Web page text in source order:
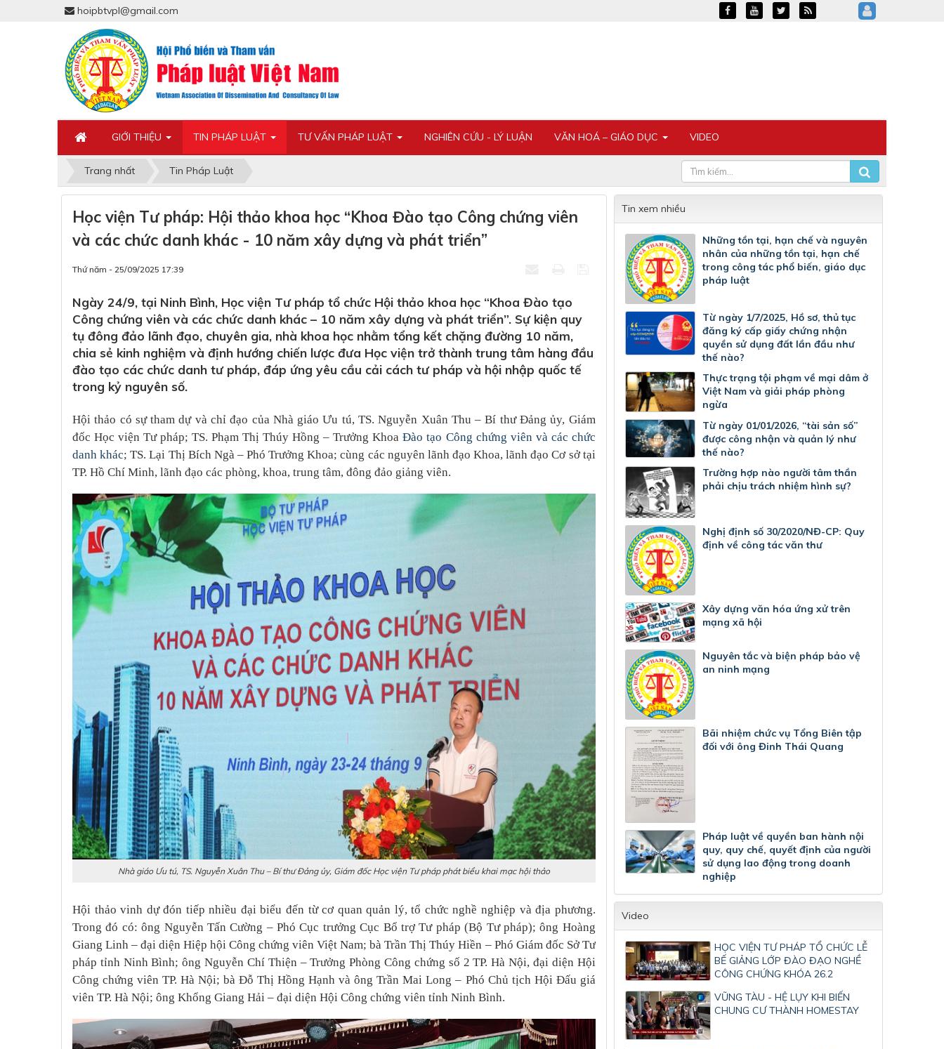
GIỚI THIỆU TIN PHÁP LUẬT TƯ VẤN PHÁP LUẬT NGHIÊN CỨU - LÝ LUẬN VĂN HOÁ – GIÁO DỤC VIDEO
hoipbtvpl@gmail.com
Trang nhất Tin Pháp Luật
Học viện Tư pháp: Hội thảo khoa học “Khoa Đào tạo Công chứng viên
và các chức danh khác - 10 năm xây dựng và phát triển”
Thứ năm - 25/09/2025 17:39
Ngày 24/9, tại Ninh Bình, Học viện Tư pháp tổ chức Hội thảo khoa học “Khoa Đào tạo
Công chứng viên và các chức danh khác – 10 năm xây dựng và phát triển”. Sự kiện quy
tụ đông đảo lãnh đạo, chuyên gia, nhà khoa học nhằm tổng kết chặng đường 10 năm,
chia sẻ kinh nghiệm và định hướng chiến lược đưa Học viện trở thành trung tâm hàng đầu
đào tạo các chức danh tư pháp, đáp ứng yêu cầu cải cách tư pháp và hội nhập quốc tế
trong kỷ nguyên số.
Hội thảo có sự tham dự và chỉ đạo của Nhà giáo Ưu tú, TS. Nguyễn Xuân Thu – Bí thư Đảng ủy, Giám
đốc Học viện Tư pháp; TS. Phạm Thị Thúy Hồng – Trưởng KhoaĐào tạo Công chứng viên và các chức
danh khác; TS. Lại Thị Bích Ngà – Phó Trưởng Khoa; cùng các nguyên lãnh đạo Khoa, lãnh đạo Cơ sở tại
TP. Hồ Chí Minh, lãnh đạo các phòng, khoa, trung tâm, đông đảo giảng viên.
Nhà giáo Ưu tú, TS. Nguyễn Xuân Thu – Bí thư Đảng ủy, Giám đốc Học viện Tư pháp phát biểu khai mạc hội thảo
Hội thảo vinh dự đón tiếp nhiều đại biểu đến từ cơ quan quản lý, tổ chức nghề nghiệp và địa phương.
Trong đó có: ông Nguyễn Tấn Cường – Phó Cục trưởng Cục Bổ trợ Tư pháp (Bộ Tư pháp); ông Hoàng
Giang Linh – đại diện Hiệp hội Công chứng viên Việt Nam; bà Trần Thị Thúy Hiền – Phó Giám đốc Sở Tư
pháp tỉnh Ninh Bình; ông Nguyễn Chí Thiện – Trưởng Phòng Công chứng số 2 TP. Hà Nội, đại diện Hội
Công chứng viên TP. Hà Nội; bà Đỗ Thị Hồng Hạnh và ông Trần Mai Long – Phó Chủ tịch Hội Đấu giá
viên TP. Hà Nội; ông Khổng Giang Hải – đại diện Hội Công chứng viên tỉnh Ninh Bình.
Tin xem nhiều
Những tồn tại, hạn chế và nguyên
nhân của những tồn tại, hạn chế
trong công tác phổ biến, giáo dục
pháp luật
Từ ngày 1/7/2025, Hồ sơ, thủ tục
đăng ký cấp giấy chứng nhận
quyền sử dụng đất lần đầu như
thế nào?
Thực trạng tội phạm về mại dâm ở
Việt Nam và giải pháp phòng
ngừa
Từ ngày 01/01/2026, “tài sản số”
được công nhận và quản lý như
thế nào?
Trường hợp nào người tâm thần
phải chịu trách nhiệm hình sự?
Nghị định số 30/2020/NĐ-CP: Quy
định về công tác văn thư
Xây dựng văn hóa ứng xử trên
mạng xã hội
Nguyên tắc và biện pháp bảo vệ
an ninh mạng
Bãi nhiệm chức vụ Tổng Biên tập
đối với ông Đinh Thái Quang
Pháp luật về quyền ban hành nội
quy, quy chế, quyết định của người
sử dụng lao động trong doanh
nghiệp
Video
HỌC VIỆN TƯ PHÁP TỔ CHỨC LỄ
BẾ GIẢNG LỚP ĐÀO ĐẠO NGHỀ
CÔNG CHỨNG KHÓA 26.2
VŨNG TÀU - HỆ LỤY KHI BIẾN
CHUNG CƯ THÀNH HOMESTAY